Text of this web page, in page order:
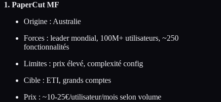
1. PaperCut MF
Origine : Australie
Forces : leader mondial, 100M+ utilisateurs, ~250
fonctionnalités
Limites : prix élevé, complexité config
Cible : ETI, grands comptes
Prix : ~10-25€/utilisateur/mois selon volume